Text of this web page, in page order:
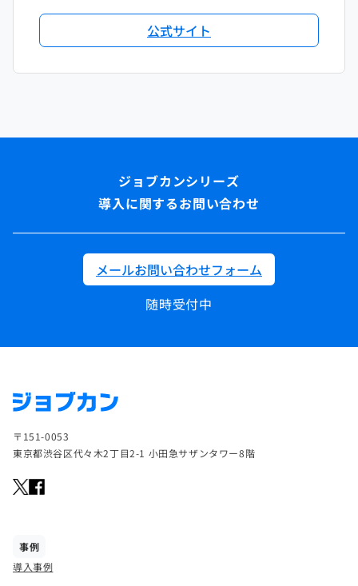
公式サイト
導入に関するお問い合わせ
メールお問い合わせフォーム
随時受付中
〒151-0053
東京都渋谷区代々木2丁目2-1 小田急サザンタワー8階
事例
導入事例